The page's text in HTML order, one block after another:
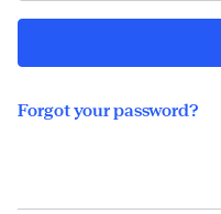
Forgot your password?